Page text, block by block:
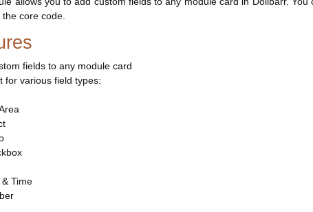
core code.
fields to any module card
for various field types:
& Time